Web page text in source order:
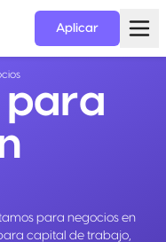
Aplicar
para
para negocios en
capital de trabajo,